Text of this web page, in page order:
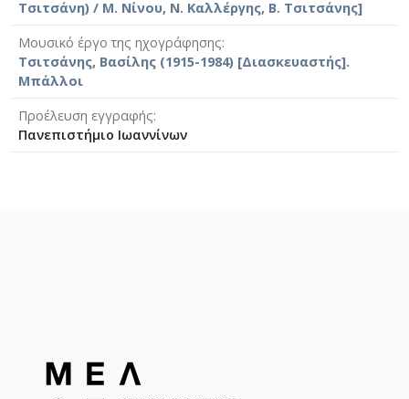
Τσιτσάνη) / Μ. Νίνου, Ν. Καλλέργης, Β. Τσιτσάνης]
Μουσικό έργο της ηχογράφησης
Τσιτσάνης, Βασίλης (1915-1984) [Διασκευαστής].
Μπάλλοι
Προέλευση εγγραφής
Πανεπιστήμιο Ιωαννίνων